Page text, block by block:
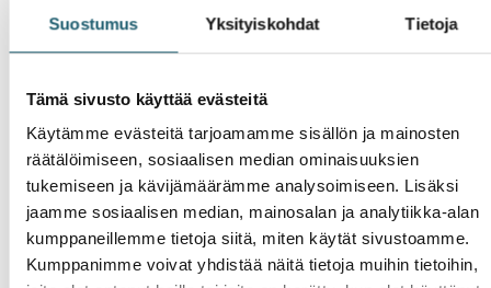
Suostumus Yksityiskohdat Tietoja
Tämä sivusto käyttää evästeitä
Käytämme evästeitä tarjoamamme sisällön ja mainosten
räätälöimiseen, sosiaalisen median ominaisuuksien
tukemiseen ja kävijämäärämme analysoimiseen. Lisäksi
jaamme sosiaalisen median, mainosalan ja analytiikka-alan
kumppaneillemme tietoja siitä, miten käytät sivustoamme.
Kumppanimme voivat yhdistää näitä tietoja muihin tietoihin,
oikeutettuja maksuttomiin TBE-rokotuksiin. Rokote on
erityisen tarpeellinen, jos kesäaikana oleilee
THL antaa rokotussuosituksia myös kansallisen
rokotusohjelman ulkopuolisille puutiaisaivokuumeen
riskialueille, joilla TBE-rokotteet ovat omakustanteisia.
Tänä vuonna rokotussuosituksia on päivitetty
Helsingissä, Siuntiossa, Inkoossa, Kirkkonummella,
Lohjalla ja Lappeenrannassa.